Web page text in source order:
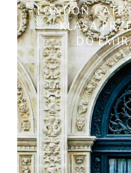
LONDON GATE
KLASA
DO